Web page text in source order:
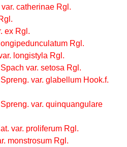
catherinae Rgl.
ex Rgl.
Rgl.
longistyla Rgl.
var. setosa Rgl.
var. glabellum Hook.f.
var. quinquangulare
var. proliferum Rgl.
monstrosum Rgl.